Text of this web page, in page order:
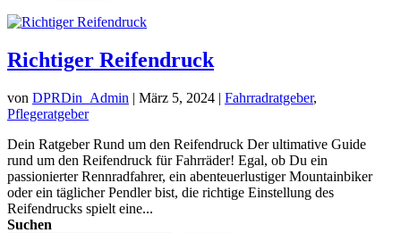
Richtiger Reifendruck
von DPRDin_Admin | März 5, 2024 | Fahrradratgeber,
Pflegeratgeber
Dein Ratgeber Rund um den Reifendruck Der ultimative Guide
rund um den Reifendruck für Fahrräder! Egal, ob Du ein
passionierter Rennradfahrer, ein abenteuerlustiger Mountainbiker
oder ein täglicher Pendler bist, die richtige Einstellung des
Reifendrucks spielt eine...
Suchen